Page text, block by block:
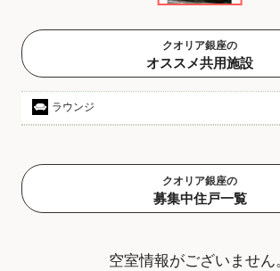
クオリア銀座の
オススメ共用施設
ラウンジ
クオリア銀座の
募集中住戸一覧
空室情報がございません